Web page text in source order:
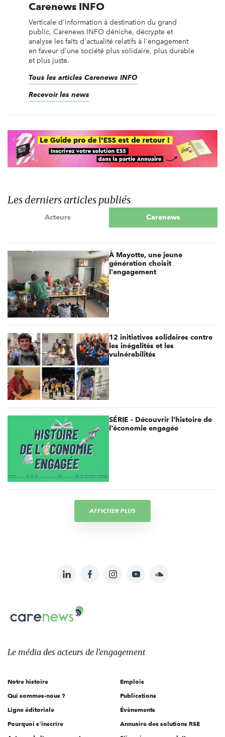
Carenews INFO
Verticale d'information à destination du grand
public, Carenews INFO déniche, décrypte et
analyse les faits d'actualité relatifs à l'engagement
en faveur d'une société plus solidaire, plus durable
et plus juste.
Tous les articles Carenews INFO
Recevoir les news
Les derniers articles publiés
Acteurs Carenews
À Mayotte, une jeune
génération choisit
l'engagement
12 initiatives solidaires contre
les inégalités et les
vulnérabilités
SÉRIE - Découvrir l'histoire de
l'économie engagée
AFFICHER PLUS
sur:
LinkedInFacebookInstagramYouTubeSoundcloud
Carenews,
Le
des
l'engagement
Le média des acteurs de l'engagement
Notre histoire
Qui sommes-nous ?
Ligne éditoriale
Pourquoi s'inscrire
Emplois
Publications
Évènements
Annuaire des solutions RSE